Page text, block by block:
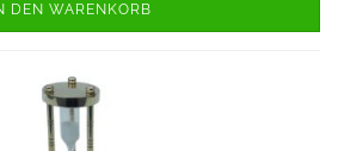
DEN WARENKORB